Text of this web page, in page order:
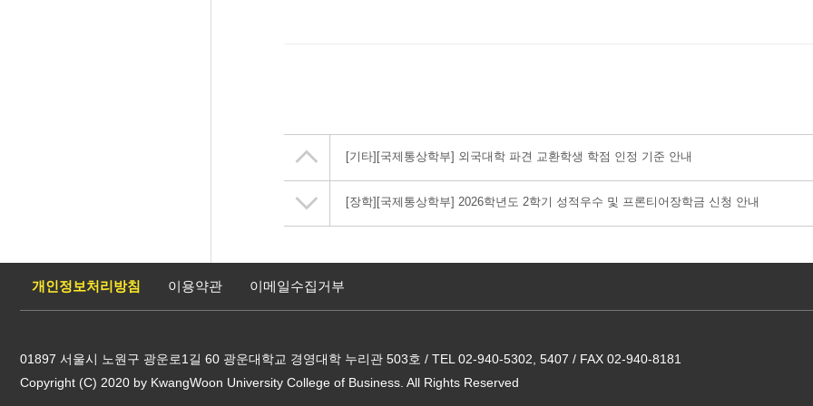
[기타][국제통상학부] 외국대학 파견 교환학생 학점 인정 기준 안내
[장학][국제통상학부] 2026학년도 2학기 성적우수 및 프론티어장학금 신청 안내
개인정보처리방침 이용약관 이메일수집거부
01897 서울시 노원구 광운로1길 60 광운대학교 경영대학 누리관 503호 / TEL 02-940-5302, 5407 / FAX 02-940-8181
Copyright (C) 2020 by KwangWoon University College of Business. All Rights Reserved